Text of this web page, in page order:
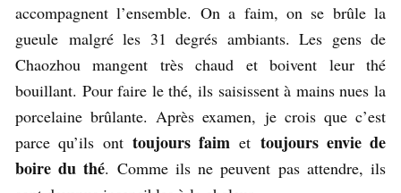
accompagnent l’ensemble. On a faim, on se brûle la
gueule malgré les 31 degrés ambiants. Les gens de
Chaozhou mangent très chaud et boivent leur thé
bouillant. Pour faire le thé, ils saisissent à mains nues la
porcelaine brûlante. Après examen, je crois que c’est
parce qu’ils ont toujours faim et toujours envie de
boire du thé. Comme ils ne peuvent pas attendre, ils